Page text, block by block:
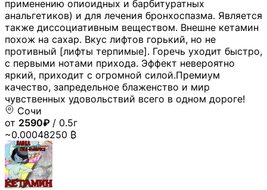
применению опиоидных и барбитуратных
анальгетиков) и для лечения бронхоспазма. Является
также диссоциативным веществом. Внешне кетамин
похож на сахар. Вкус лифтов горький, но не
противный [лифты терпимые]. Горечь уходит быстро,
с первыми нотами прихода. Эффект невероятно
яркий, приходит с огромной силой.Премиум
качество, запредельное блаженство и мир
чувственных удовольствий всего в одном дороге!
Сочи
от 2590₽ / 0.5г
~0.00048250 ₿